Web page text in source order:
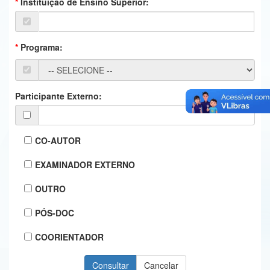
Ministério da Ciência, Tecnologia, Inovações e Comunicações
Ministério do Turismo
Controladoria-Geral da União
Ministério da Mulher, da Família e dos Direitos Humanos
Secretaria-Geral
Secretaria de Governo
Gabinete de Segurança Institucional
Advocacia-Geral da União
Programa:
Participante Externo:
CO-AUTOR
EXAMINADOR EXTERNO
OUTRO
PÓS-DOC
COORIENTADOR